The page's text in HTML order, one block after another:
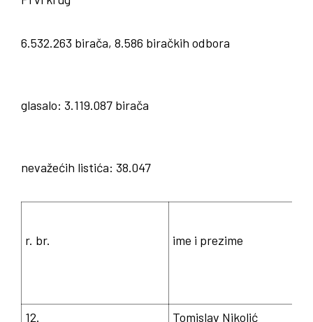
6.532.263 birača, 8.586 biračkih odbora
glasalo: 3.119.087 birača
nevažećih listića: 38.047
r. br. ime i prezime
12. Tomislav Nikolić